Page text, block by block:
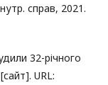
справ, 2021.
32-річного
URL: